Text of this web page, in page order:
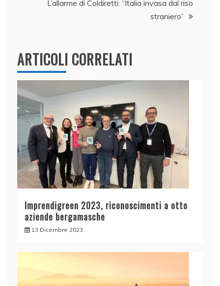
k
L’allarme di Coldiretti: “Italia invasa dal riso
straniero”
ARTICOLI CORRELATI
Imprendigreen 2023, riconoscimenti a otto
aziende bergamasche
13 Dicembre 2023